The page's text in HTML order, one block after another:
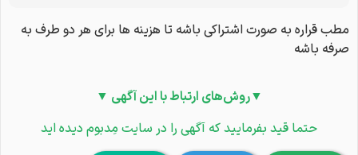
مطب قراره به صورت اشتراکی باشه تا هزینه ها برای هر دو طرف به
صرفه باشه
▼روش‌های ارتباط با این آگهی ▼
حتما قید بفرمایید که آگهی را در سایت مِدبوم دیده اید